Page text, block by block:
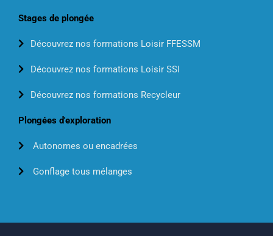
Stages de plongée
Découvrez nos formations Loisir FFESSM
Découvrez nos formations Loisir SSI
Découvrez nos formations Recycleur
Plongées d'exploration
Autonomes ou encadrées
Gonflage tous mélanges